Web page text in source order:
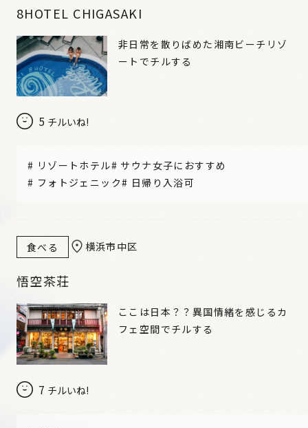
8HOTEL CHIGASAKI
5 チルいね!
非日常を散りばめた湘南ビーチリゾ
ートでチルする
# リゾートホテル# サウナ女子におすすめ
# フォトジェニック# 日帰り入浴可
食べる 横浜市中区
悟空茶荘
7 チルいね!
ここは日本？？異国情緒を感じるカ
フェ空間でチルする